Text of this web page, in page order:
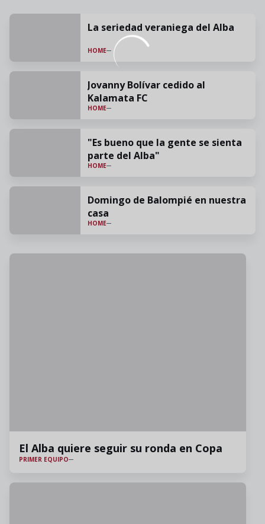
La seriedad veraniega del Alba
HOME
Jovanny Bolívar cedido al
Kalamata FC
HOME
"Es bueno que la gente se sienta
parte del Alba"
HOME
Domingo de Balompié en nuestra
casa
HOME
El Alba quiere seguir su ronda en Copa
PRIMER EQUIPO